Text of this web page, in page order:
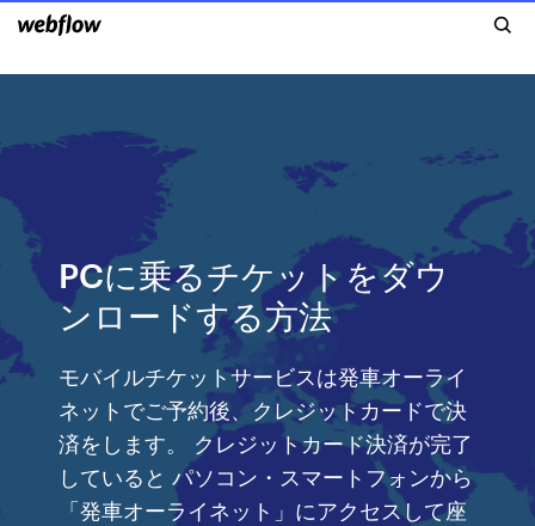
PCに乗るチケットをダウ
ンロードする方法
モバイルチケットサービスは発車オーライ
ネットでご予約後、クレジットカードで決
済をします。 クレジットカード決済が完了
していると パソコン・スマートフォンから
「発車オーライネット」にアクセスして座